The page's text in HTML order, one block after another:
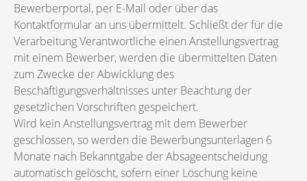
Bewerberportal, per E-Mail oder über das
Kontaktformular an uns übermittelt. Schließt der für die
Verarbeitung Verantwortliche einen Anstellungsvertrag
mit einem Bewerber, werden die übermittelten Daten
zum Zwecke der Abwicklung des
Beschäftigungsverhältnisses unter Beachtung der
gesetzlichen Vorschriften gespeichert.
Wird kein Anstellungsvertrag mit dem Bewerber
geschlossen, so werden die Bewerbungsunterlagen 6
Monate nach Bekanntgabe der Absageentscheidung
automatisch gelöscht, sofern einer Löschung keine